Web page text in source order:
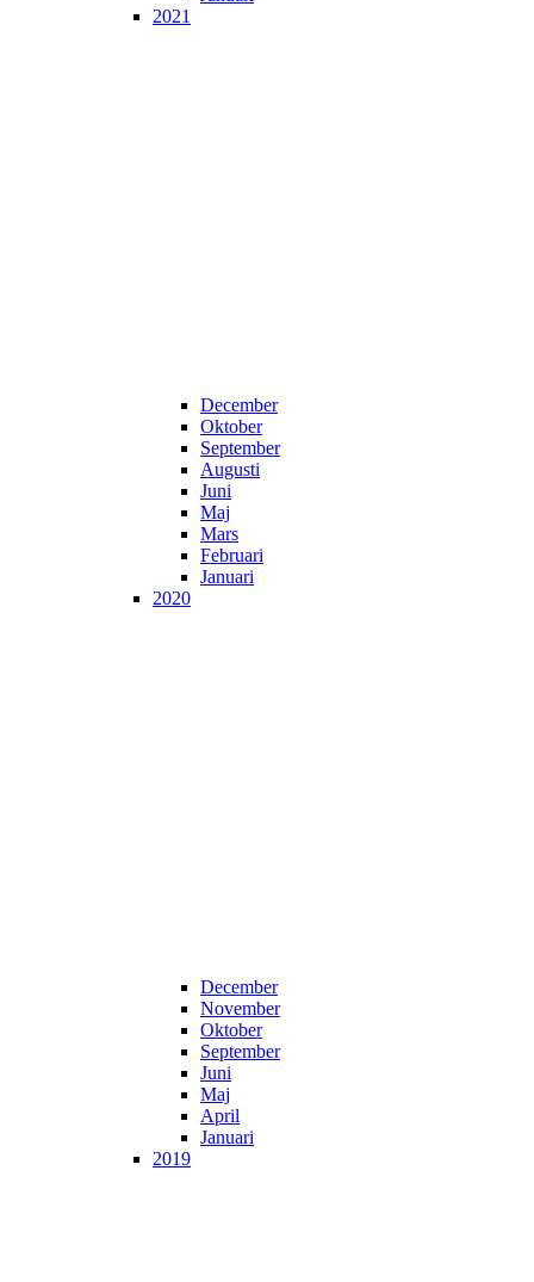
2021
December
Oktober
September
Augusti
Juni
Maj
Mars
Februari
Januari
2020
December
November
Oktober
September
Juni
Maj
April
Januari
2019